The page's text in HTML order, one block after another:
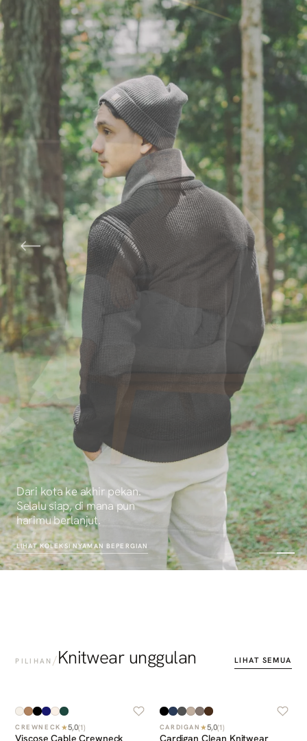
Dari kota ke akhir pekan.
Selalu siap, di mana pun
harimu berlanjut.
LIHAT KOLEKSINYAMAN BEPERGIAN
PILIHAN /Knitwear unggulan LIHAT SEMUA
CREWNECK ★5,0(1)
Viscose Cable Crewneck
CARDIGAN ★5,0(1)
Cardigan Clean Knitwear